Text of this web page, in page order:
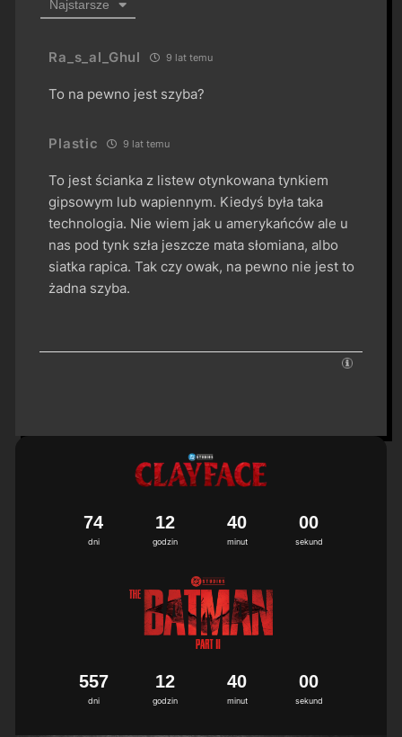
Najstarsze
Ra_s_al_Ghul 9 lat temu
To na pewno jest szyba?
Plastic 9 lat temu
To jest ścianka z listew otynkowana tynkiem
gipsowym lub wapiennym. Kiedyś była taka
technologia. Nie wiem jak u amerykańców ale u
nas pod tynk szła jeszcze mata słomiana, albo
siatka rapica. Tak czy owak, na pewno nie jest to
żadna szyba.
dni
74
godzin
12
minut
3
4
9
0
sekund
5
0
9
0
dni
557
godzin
12
minut
3
4
9
0
sekund
5
0
9
0